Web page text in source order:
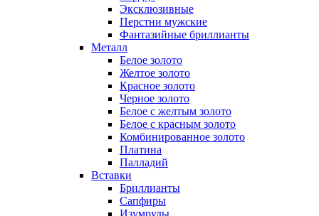
Эксклюзивные
Перстни мужские
Фантазийные бриллианты
Металл
Белое золото
Желтое золото
Красное золото
Черное золото
Белое с желтым золото
Белое с красным золото
Комбинированное золото
Платина
Палладий
Вставки
Бриллианты
Сапфиры
Изумруды